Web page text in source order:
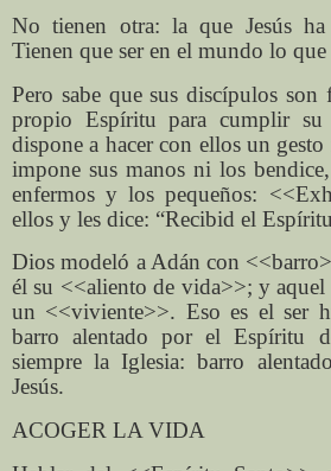
No tienen otra: la que Jesús
Tienen que ser en el mundo lo
Pero sabe que sus discípulos son
propio Espíritu para cumplir
dispone a hacer con ellos un
impone sus manos ni los
enfermos y los pequeños:
ellos y les dice: “Recibid el
Dios modeló a Adán con
él su <<aliento de vida>>; y
un <<viviente>>. Eso es el ser
barro alentado por el Espíritu
siempre la Iglesia: barro
Jesús.
ACOGER LA VIDA